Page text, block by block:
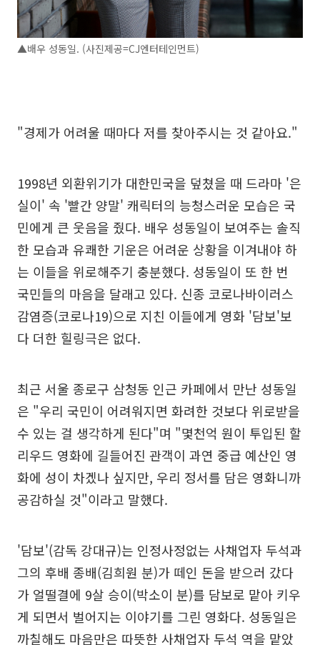
▲배우 성동일. (사진제공=CJ엔터테인먼트)
"경제가 어려울 때마다 저를 찾아주시는 것 같아요."
1998년 외환위기가 대한민국을 덮쳤을 때 드라마 '은
실이' 속 '빨간 양말' 캐릭터의 능청스러운 모습은 국
민에게 큰 웃음을 줬다. 배우 성동일이 보여주는 솔직
한 모습과 유쾌한 기운은 어려운 상황을 이겨내야 하
는 이들을 위로해주기 충분했다. 성동일이 또 한 번
국민들의 마음을 달래고 있다. 신종 코로나바이러스
감염증(코로나19)으로 지친 이들에게 영화 '담보'보
다 더한 힐링극은 없다.
최근 서울 종로구 삼청동 인근 카페에서 만난 성동일
은 "우리 국민이 어려워지면 화려한 것보다 위로받을
수 있는 걸 생각하게 된다"며 "몇천억 원이 투입된 할
리우드 영화에 길들어진 관객이 과연 중급 예산인 영
화에 성이 차겠나 싶지만, 우리 정서를 담은 영화니까
공감하실 것"이라고 말했다.
'담보'(감독 강대규)는 인정사정없는 사채업자 두석과
그의 후배 종배(김희원 분)가 떼인 돈을 받으러 갔다
가 얼떨결에 9살 승이(박소이 분)를 담보로 맡아 키우
게 되면서 벌어지는 이야기를 그린 영화다. 성동일은
까칠해도 마음만은 따뜻한 사채업자 두석 역을 맡았